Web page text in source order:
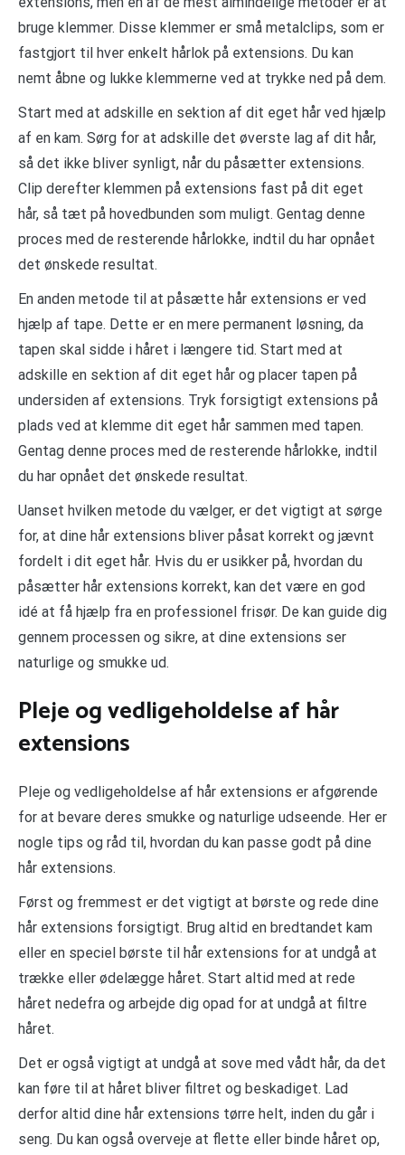
bruge klemmer. Disse klemmer er små metalclips, som er
fastgjort til hver enkelt hårlok på extensions. Du kan
nemt åbne og lukke klemmerne ved at trykke ned på dem.
Start med at adskille en sektion af dit eget hår ved hjælp
af en kam. Sørg for at adskille det øverste lag af dit hår,
så det ikke bliver synligt, når du påsætter extensions.
Clip derefter klemmen på extensions fast på dit eget
hår, så tæt på hovedbunden som muligt. Gentag denne
proces med de resterende hårlokke, indtil du har opnået
det ønskede resultat.
En anden metode til at påsætte hår extensions er ved
hjælp af tape. Dette er en mere permanent løsning, da
tapen skal sidde i håret i længere tid. Start med at
adskille en sektion af dit eget hår og placer tapen på
undersiden af extensions. Tryk forsigtigt extensions på
plads ved at klemme dit eget hår sammen med tapen.
Gentag denne proces med de resterende hårlokke, indtil
du har opnået det ønskede resultat.
Uanset hvilken metode du vælger, er det vigtigt at sørge
for, at dine hår extensions bliver påsat korrekt og jævnt
fordelt i dit eget hår. Hvis du er usikker på, hvordan du
påsætter hår extensions korrekt, kan det være en god
idé at få hjælp fra en professionel frisør. De kan guide dig
gennem processen og sikre, at dine extensions ser
naturlige og smukke ud.
Pleje og vedligeholdelse af hår
extensions
Pleje og vedligeholdelse af hår extensions er afgørende
for at bevare deres smukke og naturlige udseende. Her er
nogle tips og råd til, hvordan du kan passe godt på dine
hår extensions.
Først og fremmest er det vigtigt at børste og rede dine
hår extensions forsigtigt. Brug altid en bredtandet kam
eller en speciel børste til hår extensions for at undgå at
trække eller ødelægge håret. Start altid med at rede
håret nedefra og arbejde dig opad for at undgå at filtre
håret.
Det er også vigtigt at undgå at sove med vådt hår, da det
kan føre til at håret bliver filtret og beskadiget. Lad
derfor altid dine hår extensions tørre helt, inden du går i
seng. Du kan også overveje at flette eller binde håret op,